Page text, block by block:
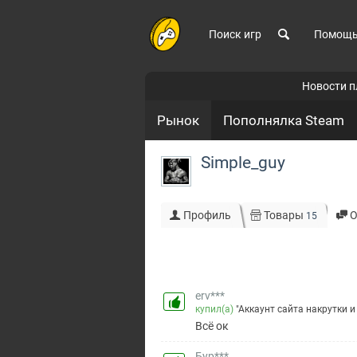
Поиск игр Помощь
Новости
Рынок Пополнялка Steam
Simple_guy
Профиль Товары 15
erv***
купил(а)"Аккаунт сайта накрутки
Всё ок